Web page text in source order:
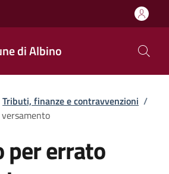
di Albino
Tributi, finanze e contravvenzioni /
per errato